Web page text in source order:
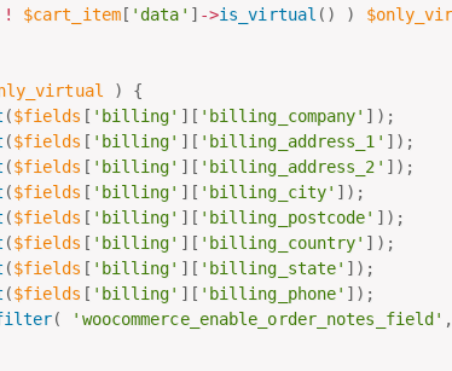
! $cart_item[ 'data' ] ->is_virtual ( ) )
)
{
($fields [ 'billing' ] [ 'billing_company' ] ) ;
($fields [ 'billing' ] [ 'billing_address_1' ] ) ;
($fields [ 'billing' ] [ 'billing_address_2' ] ) ;
($fields [ 'billing' ] [ 'billing_city' ] ) ;
($fields [ 'billing' ] [ 'billing_postcode' ] ) ;
($fields [ 'billing' ] [ 'billing_country' ] ) ;
($fields [ 'billing' ] [ 'billing_state' ] ) ;
($fields [ 'billing' ] [ 'billing_phone' ] ) ;
( 'woocommerce_enable_order_notes_field' ,